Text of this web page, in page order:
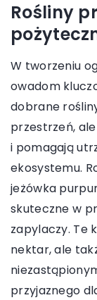
Rośliny
W tworzeniu
owadom
dobrane
przestrzeń,
i pomagają
ekosystemu.
jeżówka
skuteczne w
zapylaczy. Te
nektar, ale
przyjaznego